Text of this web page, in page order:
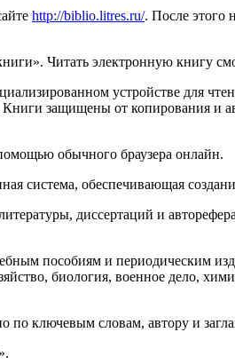
http://biblio.litres.ru/. После этого
Читать электронную книгу
устройстве для
защищены от копирования и
обычного браузера онлайн.
система, обеспечивающая
диссертаций и
пособиям и периодическим
биология, военное дело,
по ключевым словам, автору и